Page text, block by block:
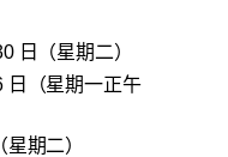
日（星期二）
日（星期一正午
期二）